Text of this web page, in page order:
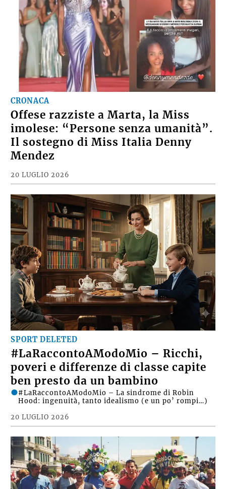
CRONACA
Offese razziste a Marta, la Miss
imolese: “Persone senza umanità”.
Il sostegno di Miss Italia Denny
Mendez
20 LUGLIO 2026
SPORT DELETED
#LaRaccontoAModoMio – Ricchi,
poveri e differenze di classe capite
ben presto da un bambino
20 LUGLIO 2026
#LaRaccontoAModoMio – La sindrome di Robin
Hood: ingenuità, tanto idealismo (e un po’ rompi…)